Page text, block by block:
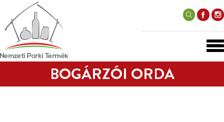
BOGÁRZÓI ORDA